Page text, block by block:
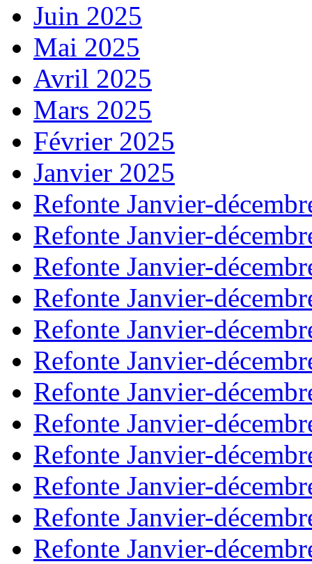
Juin 2025
Mai 2025
Avril 2025
Mars 2025
Février 2025
Janvier 2025
Refonte Janvier-
Refonte Janvier-
Refonte Janvier-
Refonte Janvier-
Refonte Janvier-
Refonte Janvier-
Refonte Janvier-
Refonte Janvier-
Refonte Janvier-
Refonte Janvier-
Refonte Janvier-
Refonte Janvier-